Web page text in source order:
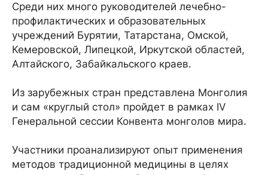
Среди них много руководителей лечебно-
профилактических и образовательных
учреждений Бурятии, Татарстана, Омской,
Кемеровской, Липецкой, Иркутской областей,
Алтайского, Забайкальского краев.
Из зарубежных стран представлена Монголия
и сам «круглый стол» пройдет в рамках IV
Генеральной сессии Конвента монголов мира.
Участники проанализируют опыт применения
методов традиционной медицины в целях